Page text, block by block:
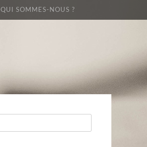
QUI SOMMES-NOUS ?